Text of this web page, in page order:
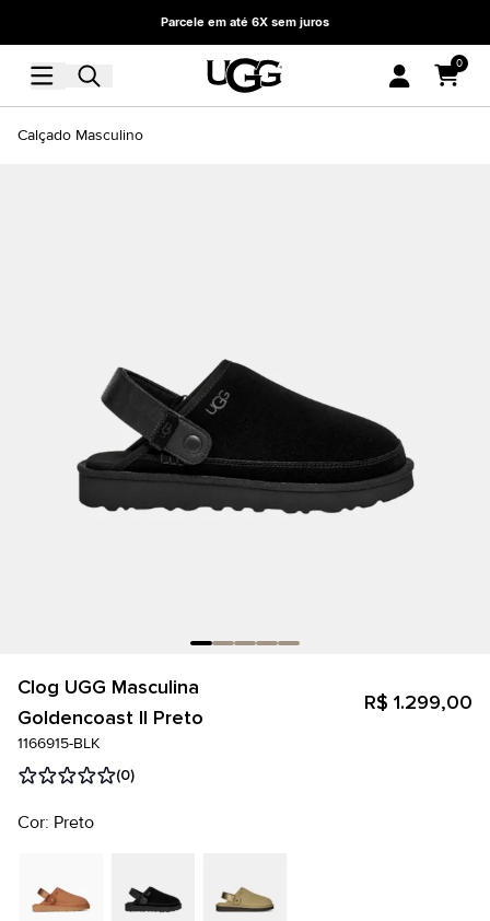
Parcele em até 6X sem juros
0
Calçado Masculino
Clog UGG Masculina
Goldencoast II Preto
R$ 1.299,00
1166915-BLK
(0)
Cor: Preto